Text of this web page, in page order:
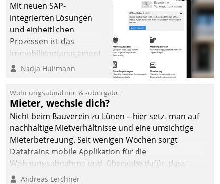
Mit neuen SAP-
integrierten Lösungen
und einheitlichen
Prozessen ist das
Immobilienmanagement
der Bayerischen
Ressort Kapitalanlage für
künftige Aufgaben und
Herausforderungen
gerüstet.
Nadja Hußmann
Wohnungsabnahme & -übergabe
Mieter, wechsle dich?
Nicht beim Bauverein zu Lünen – hier setzt man auf
nachhaltige Mietverhältnisse und eine umsichtige
Mieterbetreuung. Seit wenigen Wochen sorgt
Datatrains mobile Applikation für die
Wohnungsabnahme und -übergabe dafür, dass
Mieter wohlgeordnet kommen und, so es sein muss,
Andreas Lerchner